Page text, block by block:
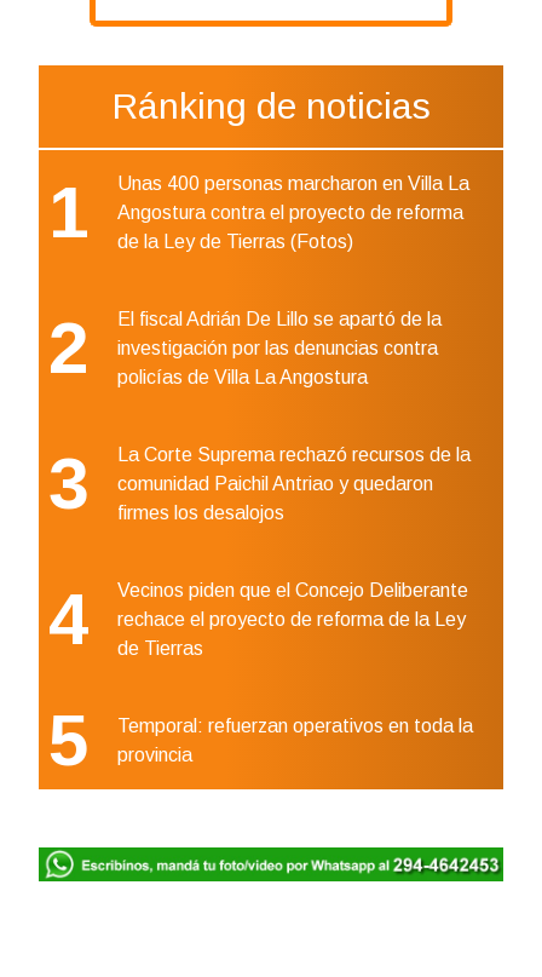
Ránking de noticias
1
Unas 400 personas marcharon en Villa La
Angostura contra el proyecto de reforma
de la Ley de Tierras (Fotos)
2
El fiscal Adrián De Lillo se apartó de la
investigación por las denuncias contra
policías de Villa La Angostura
3
La Corte Suprema rechazó recursos de la
comunidad Paichil Antriao y quedaron
firmes los desalojos
4
Vecinos piden que el Concejo Deliberante
rechace el proyecto de reforma de la Ley
de Tierras
5
Temporal: refuerzan operativos en toda la
provincia